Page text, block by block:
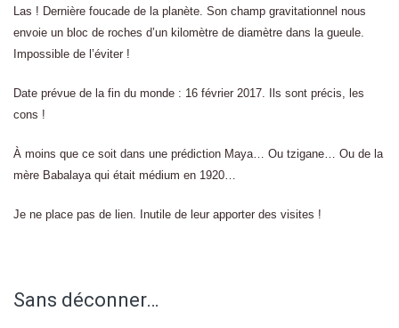
Las ! Dernière foucade de la planète. Son champ gravitationnel nous
envoie un bloc de roches d’un kilomètre de diamètre dans la gueule.
Impossible de l’éviter !
Date prévue de la fin du monde : 16 février 2017. Ils sont précis, les
cons !
À moins que ce soit dans une prédiction Maya… Ou tzigane… Ou de la
mère Babalaya qui était médium en 1920…
Je ne place pas de lien. Inutile de leur apporter des visites !
Sans déconner…